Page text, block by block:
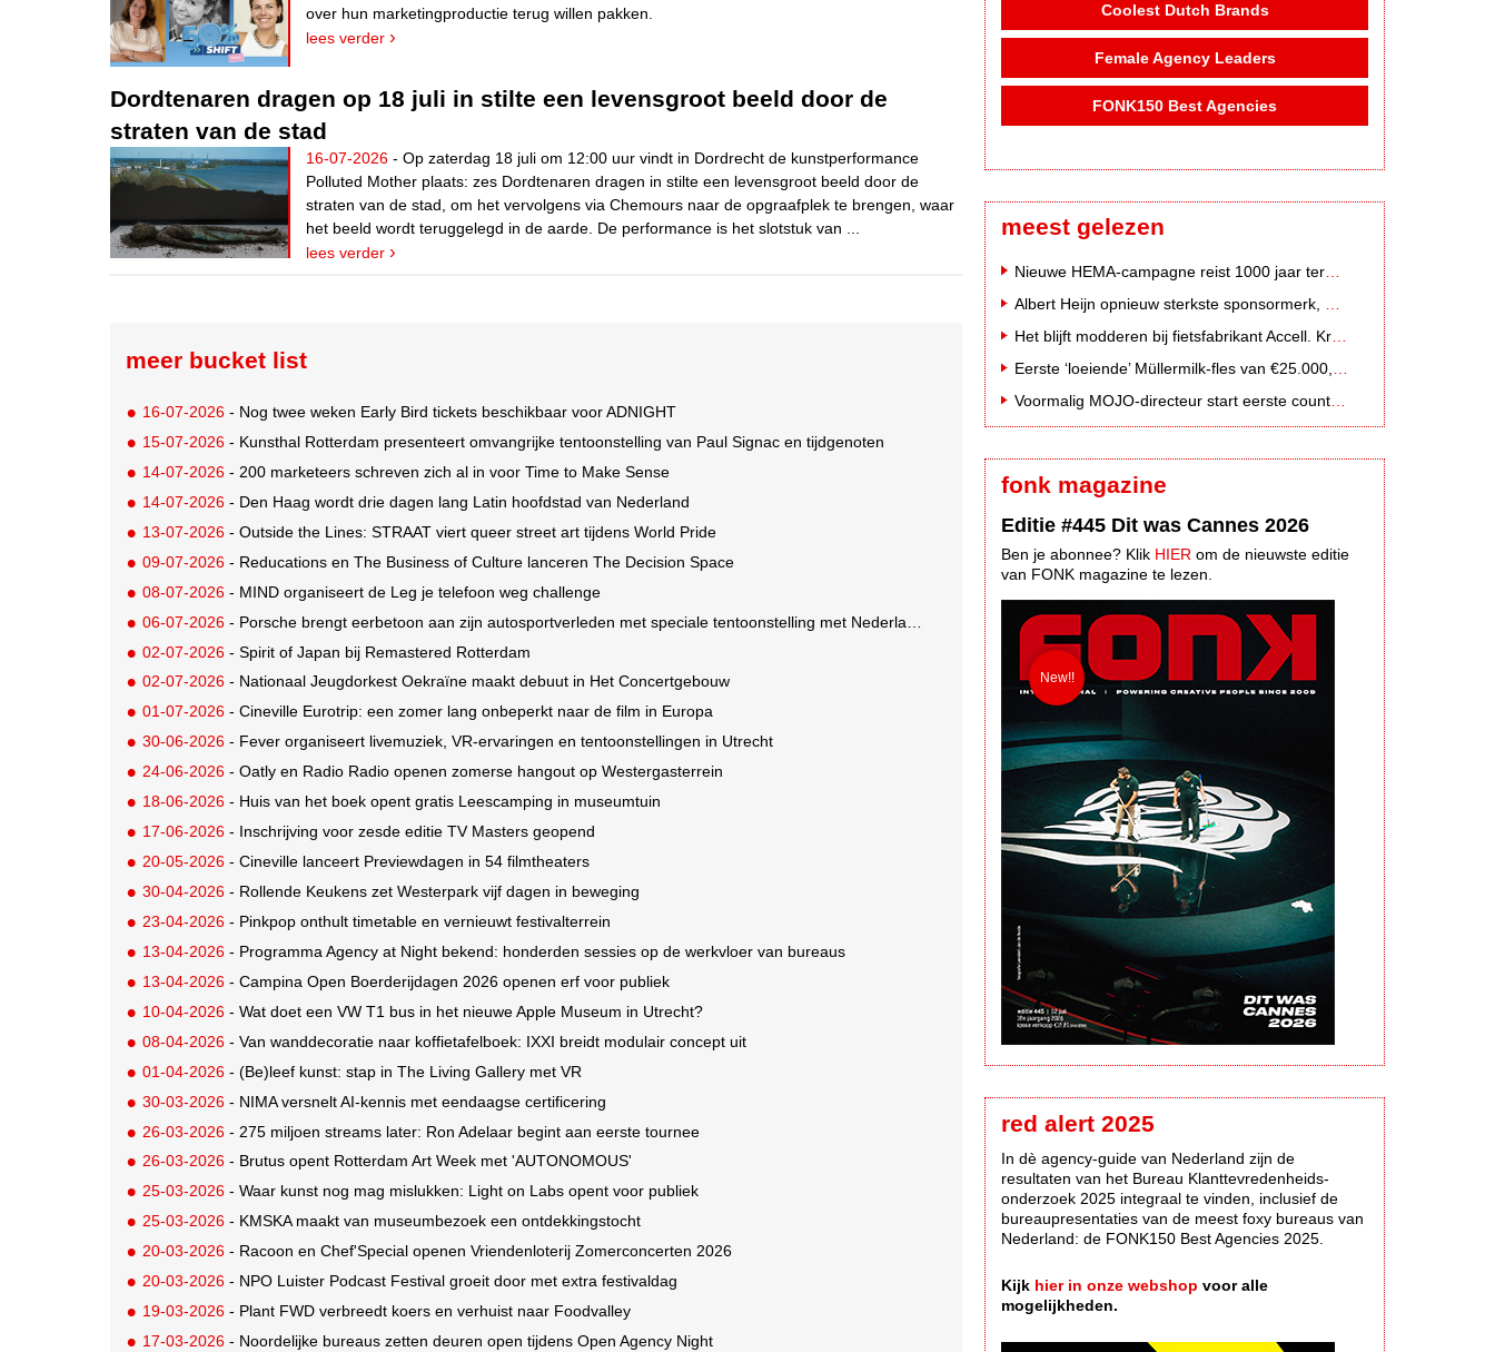
over hun marketingproductie terug willen pakken.
lees verder
Dordtenaren dragen op 18 juli in stilte een levensgroot beeld door de
straten van de stad
16-07-2026 - Op zaterdag 18 juli om 12:00 uur vindt in Dordrecht de kunstperformance
Polluted Mother plaats: zes Dordtenaren dragen in stilte een levensgroot beeld door de
straten van de stad, om het vervolgens via Chemours naar de opgraafplek te brengen, waar
het beeld wordt teruggelegd in de aarde. De performance is het slotstuk van ...
lees verder
meer bucket list
16-07-2026 - Nog twee weken Early Bird tickets beschikbaar voor ADNIGHT
15-07-2026 - Kunsthal Rotterdam presenteert omvangrijke tentoonstelling van Paul Signac en tijdgenoten
14-07-2026 - 200 marketeers schreven zich al in voor Time to Make Sense
14-07-2026 - Den Haag wordt drie dagen lang Latin hoofdstad van Nederland
13-07-2026 - Outside the Lines: STRAAT viert queer street art tijdens World Pride
09-07-2026 - Reducations en The Business of Culture lanceren The Decision Space
08-07-2026 - MIND organiseert de Leg je telefoon weg challenge
06-07-2026 - Porsche brengt eerbetoon aan zijn autosportverleden met speciale tentoonstelling met Nederlands tintje
02-07-2026 - Spirit of Japan bij Remastered Rotterdam
02-07-2026 - Nationaal Jeugdorkest Oekraïne maakt debuut in Het Concertgebouw
01-07-2026 - Cineville Eurotrip: een zomer lang onbeperkt naar de film in Europa
30-06-2026 - Fever organiseert livemuziek, VR-ervaringen en tentoonstellingen in Utrecht
24-06-2026 - Oatly en Radio Radio openen zomerse hangout op Westergasterrein
18-06-2026 - Huis van het boek opent gratis Leescamping in museumtuin
17-06-2026 - Inschrijving voor zesde editie TV Masters geopend
20-05-2026 - Cineville lanceert Previewdagen in 54 filmtheaters
30-04-2026 - Rollende Keukens zet Westerpark vijf dagen in beweging
23-04-2026 - Pinkpop onthult timetable en vernieuwt festivalterrein
13-04-2026 - Programma Agency at Night bekend: honderden sessies op de werkvloer van bureaus
13-04-2026 - Campina Open Boerderijdagen 2026 openen erf voor publiek
10-04-2026 - Wat doet een VW T1 bus in het nieuwe Apple Museum in Utrecht?
08-04-2026 - Van wanddecoratie naar koffietafelboek: IXXI breidt modulair concept uit
01-04-2026 - (Be)leef kunst: stap in The Living Gallery met VR
30-03-2026 - NIMA versnelt AI-kennis met eendaagse certificering
26-03-2026 - 275 miljoen streams later: Ron Adelaar begint aan eerste tournee
26-03-2026 - Brutus opent Rotterdam Art Week met 'AUTONOMOUS'
25-03-2026 - Waar kunst nog mag mislukken: Light on Labs opent voor publiek
25-03-2026 - KMSKA maakt van museumbezoek een ontdekkingstocht
20-03-2026 - Racoon en Chef'Special openen Vriendenloterij Zomerconcerten 2026
20-03-2026 - NPO Luister Podcast Festival groeit door met extra festivaldag
19-03-2026 - Plant FWD verbreedt koers en verhuist naar Foodvalley
17-03-2026 - Noordelijke bureaus zetten deuren open tijdens Open Agency Night
Coolest Dutch Brands
Female Agency Leaders
FONK150 Best Agencies
meest gelezen
Voormalig MOJO-directeur start eerste country radiozender van Nederland
fonk magazine
Editie #445 Dit was Cannes 2026
Ben je abonnee? Klik HIER om de nieuwste editie
van FONK magazine te lezen.
red alert 2025
In dè agency-guide van Nederland zijn de
resultaten van het Bureau Klanttevredenheids-
onderzoek 2025 integraal te vinden, inclusief de
bureaupresentaties van de meest foxy bureaus van
Nederland: de FONK150 Best Agencies 2025.
Kijk hier in onze webshop voor alle
mogelijkheden.